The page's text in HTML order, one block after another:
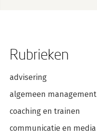
Rubrieken
advisering
algemeen management
coaching en trainen
communicatie en media